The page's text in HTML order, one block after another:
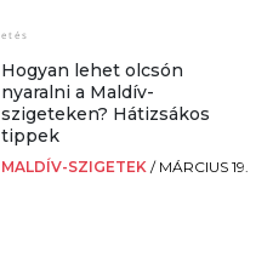
Hogyan lehet olcsón
nyaralni a Maldív-
szigeteken? Hátizsákos
tippek
MALDÍV-SZIGETEK / MÁRCIUS 19.